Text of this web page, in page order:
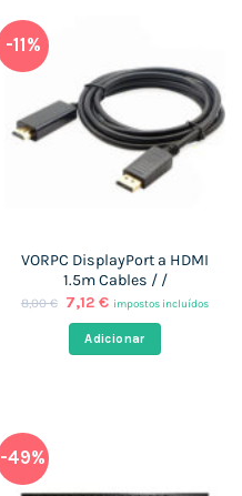
-11%
VORPC DisplayPort a HDMI
1.5m Cables / /
8,00€ O
original
era:
7,12€O
preço
atual
é:
impostos incluídos
Adicionar
-49%